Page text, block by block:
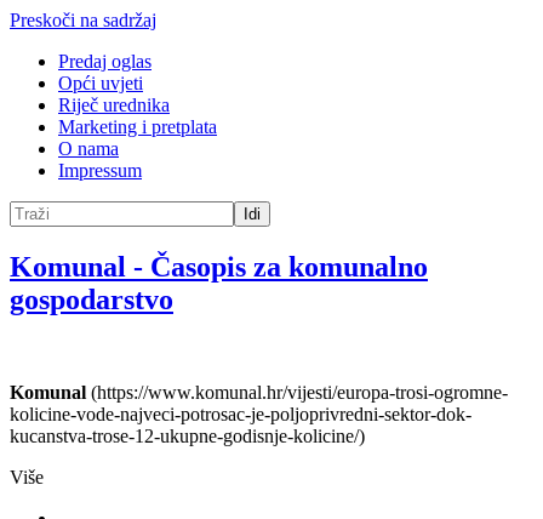
Preskoči na sadržaj
Predaj oglas
Opći uvjeti
Riječ urednika
Marketing i pretplata
O nama
Impressum
Idi
Komunal - Časopis za komunalno
gospodarstvo
Komunal (https://www.komunal.hr/vijesti/europa-trosi-ogromne-
kolicine-vode-najveci-potrosac-je-poljoprivredni-sektor-dok-
kucanstva-trose-12-ukupne-godisnje-kolicine/)
Više